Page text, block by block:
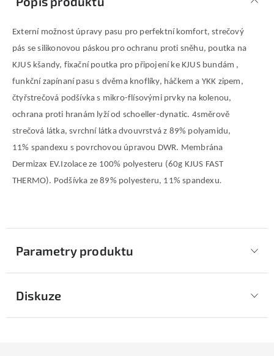
Externí možnost úpravy pasu pro perfektní komfort, strečový
pás se silikonovou páskou pro ochranu proti sněhu, poutka na
KJUS kšandy, fixační poutka pro připojení ke KJUS bundám ,
funkční zapínaní pasu s dvěma knoflíky, háčkem a YKK zipem,
čtyřstrečová podšívka s mikro-flísovými prvky na kolenou,
ochrana proti hranám lyží od schoeller-dynatic. 4směrově
strečová látka, svrchní látka dvouvrstvá z 89% polyamidu,
11% spandexu s povrchovou úpravou DWR. Membrána
Dermizax EV.Izolace ze 100% polyesteru (60g KJUS FAST
THERMO). Podšívka ze 89% polyesteru, 11% spandexu.
Parametry produktu
Diskuze